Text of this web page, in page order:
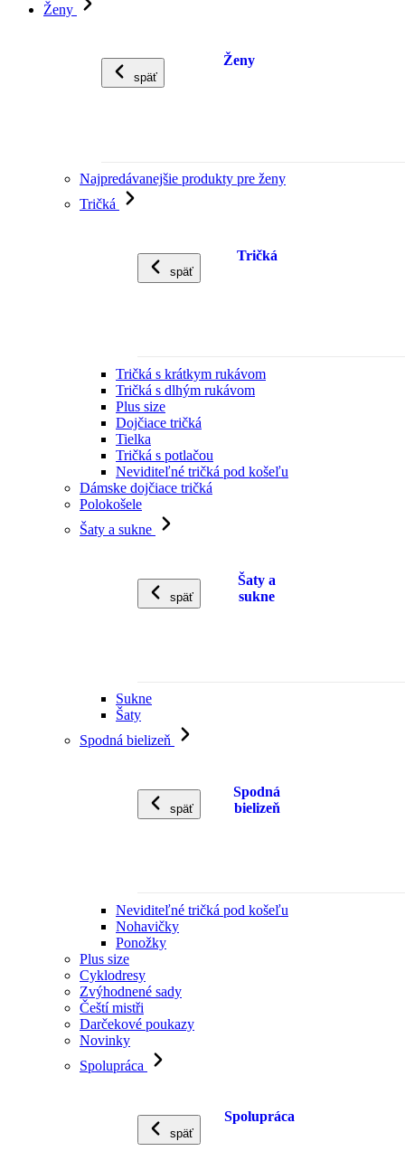
Ženy
späť
Ženy
Najpredávanejšie produkty pre ženy
Tričká
späť
Tričká
Tričká s krátkym rukávom
Tričká s dlhým rukávom
Plus size
Dojčiace tričká
Tielka
Tričká s potlačou
Neviditeľné tričká pod košeľu
Dámske dojčiace tričká
Polokošele
Šaty a sukne
späť
Šaty a
sukne
Sukne
Šaty
Spodná bielizeň
späť
Spodná
bielizeň
Neviditeľné tričká pod košeľu
Nohavičky
Ponožky
Plus size
Cyklodresy
Zvýhodnené sady
Čeští mistři
Darčekové poukazy
Novinky
Spolupráca
späť
Spolupráca